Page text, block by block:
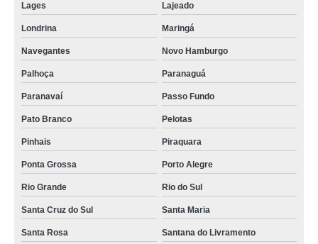
Lages Lajeado
Londrina Maringá
Navegantes Novo Hamburgo
Palhoça Paranaguá
Paranavaí Passo Fundo
Pato Branco Pelotas
Pinhais Piraquara
Ponta Grossa Porto Alegre
Rio Grande Rio do Sul
Santa Cruz do Sul Santa Maria
Santa Rosa Santana do Livramento